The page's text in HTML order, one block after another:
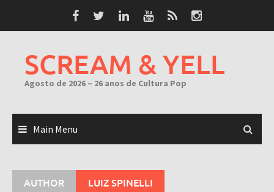
SCREAM & YELL
Agosto de 2026 – 26 anos de Cultura Pop
Main Menu
AUTHOR LUIZ SPINELLI